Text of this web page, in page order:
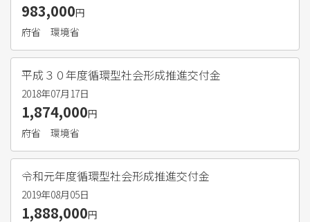
983,000円
府省
環境省
平成３０年度循環型社会形成推進交付金
2018年07月17日
1,874,000円
府省
環境省
令和元年度循環型社会形成推進交付金
2019年08月05日
1,888,000円